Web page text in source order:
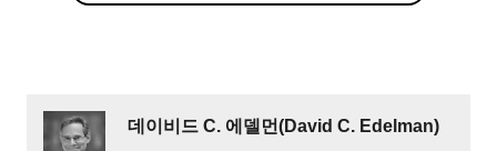
데이비드 C. 에델먼(David C. Edelman)